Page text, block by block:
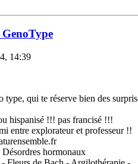
14:39
qui te réserve bien des
hispanisé !!! pas francisé !!!
entre explorateur et professeur !!
hormonaux